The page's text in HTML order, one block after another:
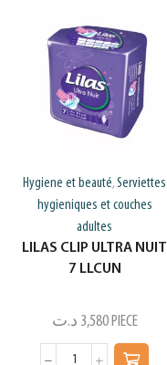
Hygiene et beauté,Serviettes
hygieniques et couches
adultes
LILAS CLIP ULTRA NUIT
7 LLCUN
3,580 د.ت PIECE